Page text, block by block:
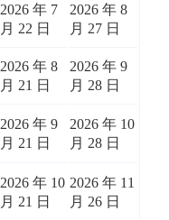
2026 年 7
月 22 日
2026 年 8
月 27 日
2026 年 8
月 21 日
2026 年 9
月 28 日
2026 年 9
月 21 日
2026 年 10
月 28 日
2026 年 10
月 21 日
2026 年 11
月 26 日